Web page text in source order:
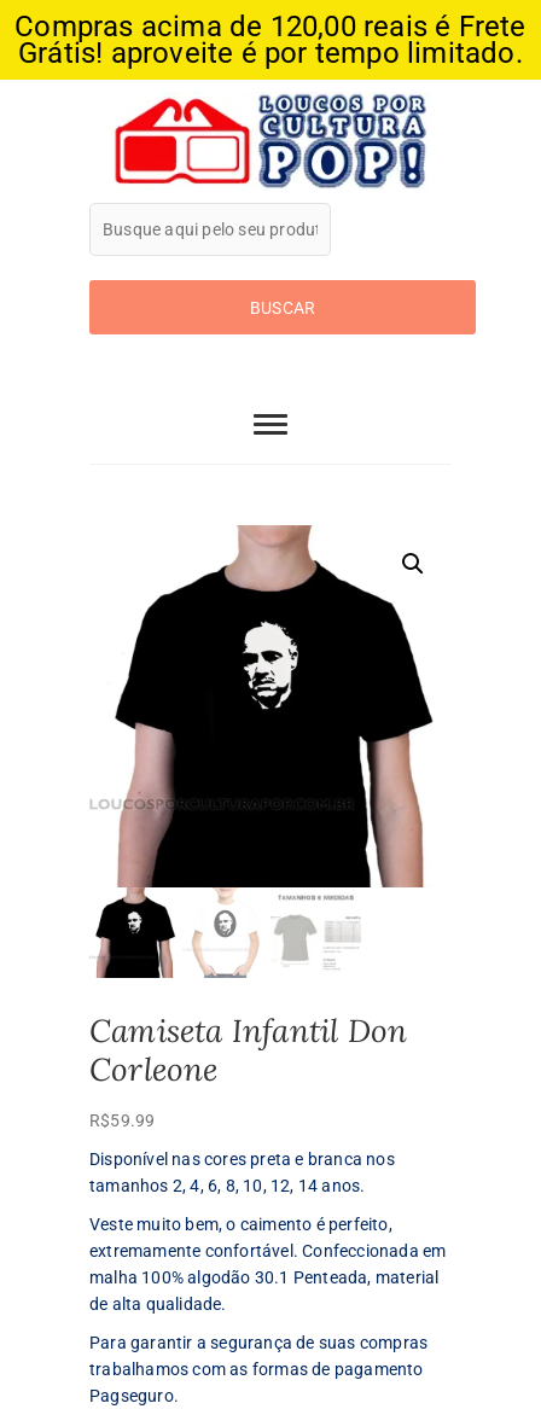
Compras acima de 120,00 reais é Frete
Grátis! aproveite é por tempo limitado.
Loucos Por
Cultura Pop
Camiseta Infantil Don
Corleone
R$59.99
Disponível nas cores preta e branca nos
tamanhos 2, 4, 6, 8, 10, 12, 14 anos.
Veste muito bem, o caimento é perfeito,
extremamente confortável. Confeccionada em
malha 100% algodão 30.1 Penteada, material
de alta qualidade.
Para garantir a segurança de suas compras
trabalhamos com as formas de pagamento
Pagseguro.